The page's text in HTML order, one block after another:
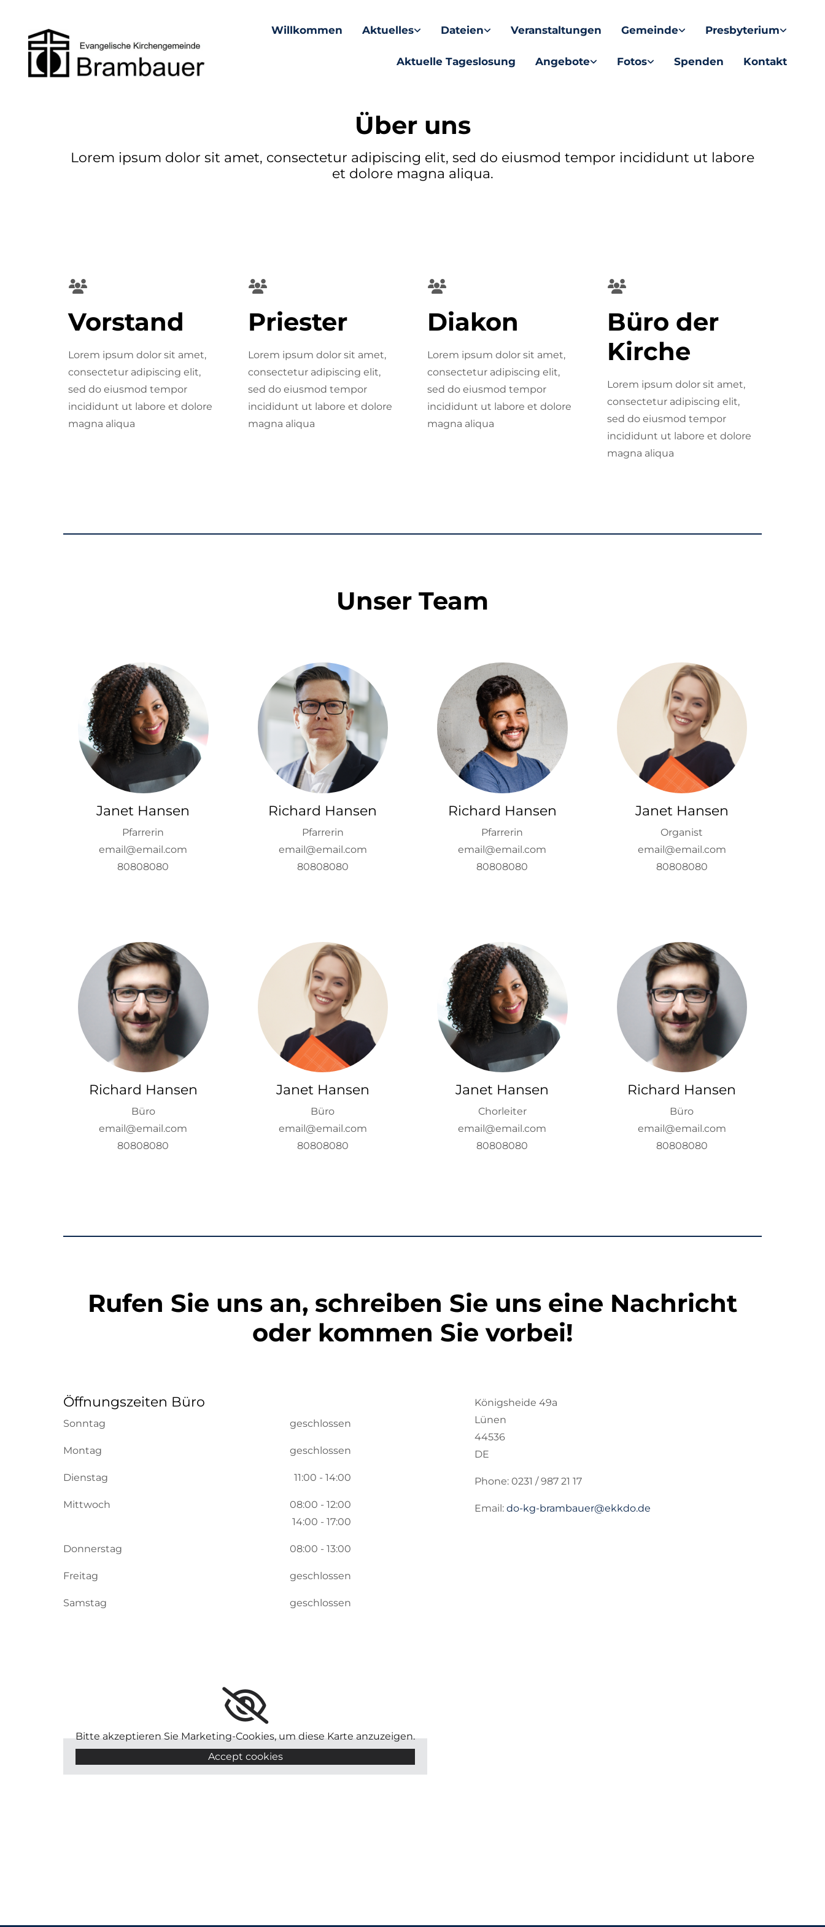
Willkommen Aktuelles Dateien Veranstaltungen Gemeinde Presbyterium
Aktuelle Tageslosung Angebote Fotos Spenden Kontakt
Über uns
Lorem ipsum dolor sit amet, consectetur adipiscing elit, sed do eiusmod tempor incididunt ut labore
et dolore magna aliqua.
Vorstand
Lorem ipsum dolor sit amet,
consectetur adipiscing elit,
sed do eiusmod tempor
incididunt ut labore et dolore
magna aliqua
Priester
Lorem ipsum dolor sit amet,
consectetur adipiscing elit,
sed do eiusmod tempor
incididunt ut labore et dolore
magna aliqua
Diakon
Lorem ipsum dolor sit amet,
consectetur adipiscing elit,
sed do eiusmod tempor
incididunt ut labore et dolore
magna aliqua
Büro der
Kirche
Lorem ipsum dolor sit amet,
consectetur adipiscing elit,
sed do eiusmod tempor
incididunt ut labore et dolore
magna aliqua
Unser Team
Janet Hansen
Pfarrerin
email@email.com
80808080
Richard Hansen
Pfarrerin
email@email.com
80808080
Richard Hansen
Pfarrerin
email@email.com
80808080
Janet Hansen
Organist
email@email.com
80808080
Richard Hansen
Büro
email@email.com
80808080
Janet Hansen
Büro
email@email.com
80808080
Janet Hansen
Chorleiter
email@email.com
80808080
Richard Hansen
Büro
email@email.com
80808080
Rufen Sie uns an, schreiben Sie uns eine Nachricht
oder kommen Sie vorbei!
Öffnungszeiten Büro
Sonntag geschlossen
Montag geschlossen
Dienstag 11:00 - 14:00
Mittwoch
08:00 - 12:00
14:00 - 17:00
Donnerstag 08:00 - 13:00
Freitag geschlossen
Samstag geschlossen
Königsheide 49a
Lünen
44536
DE
Phone: 0231 / 987 21 17
Email: do-kg-brambauer@ekkdo.de
Bitte akzeptieren Sie Marketing-Cookies, um diese Karte anzuzeigen.
Accept cookies